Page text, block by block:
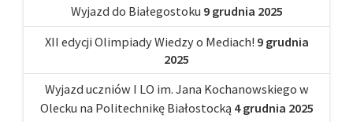
Wyjazd do Białegostoku 9 grudnia 2025
XII edycji Olimpiady Wiedzy o Mediach! 9 grudnia
2025
Wyjazd uczniów I LO im. Jana Kochanowskiego w
Olecku na Politechnikę Białostocką 4 grudnia 2025